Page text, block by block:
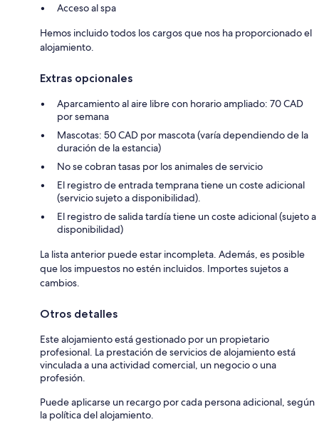
Acceso al spa
Hemos incluido todos los cargos que nos ha proporcionado el
alojamiento.
Extras opcionales
Aparcamiento al aire libre con horario ampliado: 70 CAD
por semana
Mascotas: 50 CAD por mascota (varía dependiendo de la
duración de la estancia)
No se cobran tasas por los animales de servicio
El registro de entrada temprana tiene un coste adicional
(servicio sujeto a disponibilidad).
El registro de salida tardía tiene un coste adicional (sujeto a
disponibilidad)
La lista anterior puede estar incompleta. Además, es posible
que los impuestos no estén incluidos. Importes sujetos a
cambios.
Otros detalles
Este alojamiento está gestionado por un propietario
profesional. La prestación de servicios de alojamiento está
vinculada a una actividad comercial, un negocio o una
profesión.
Puede aplicarse un recargo por cada persona adicional, según
la política del alojamiento.